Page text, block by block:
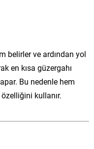
belirler ve ardından yol
en kısa güzergahı
Bu nedenle hem
kullanır.